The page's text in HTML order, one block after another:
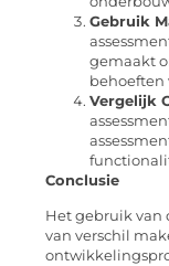
Gebruik
gemaakt
behoeften
Vergelijk
Conclusie
Het gebruik van
van verschil